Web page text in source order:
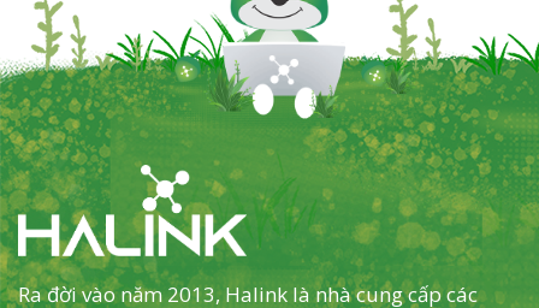
Ra đời vào năm 2013, Halink là nhà cung cấp các